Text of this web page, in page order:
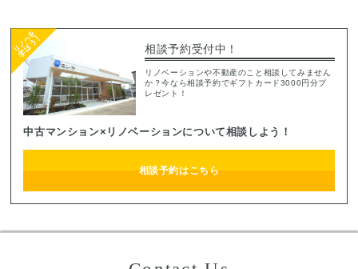
相談予約受付中！
リノベーションや不動産のこと相談してみません
か？今なら相談予約でギフトカード3000円分プ
レゼント！
中古マンション×リノベーションについて相談しよう！
相談予約はこちら